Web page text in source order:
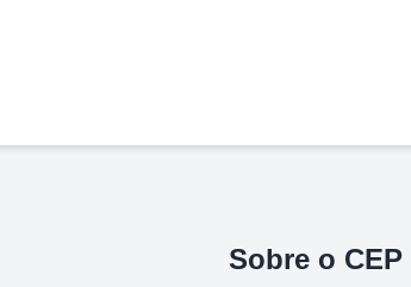
Sobre o CEP